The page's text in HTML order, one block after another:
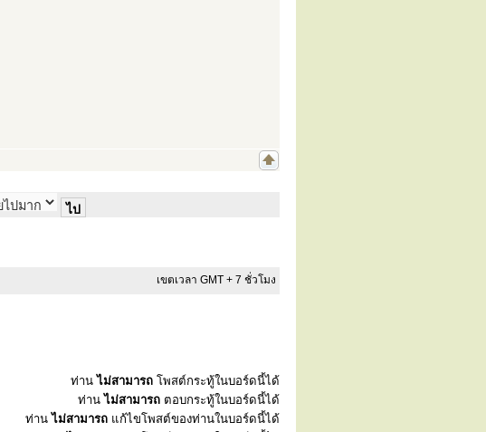
เขตเวลา GMT + 7 ชั่วโมง
ท่านไม่สามารถ โพสต์กระทู้ในบอร์ดนี้ได้
ท่านไม่สามารถ ตอบกระทู้ในบอร์ดนี้ได้
ท่านไม่สามารถ แก้ไขโพสต์ของท่านในบอร์ดนี้ได้